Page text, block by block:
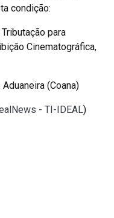
condição:
para
Cinematográfica,
(Coana)
- TI-IDEAL)